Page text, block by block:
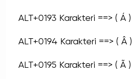
ALT+0193 Karakteri ==> ( Á )
ALT+0194 Karakteri ==> ( Â )
ALT+0195 Karakteri ==> ( Ã )